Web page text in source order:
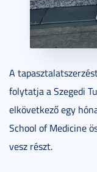
A
folytatja a Szegedi
elkövetkező egy
School of Medicine
vesz részt.